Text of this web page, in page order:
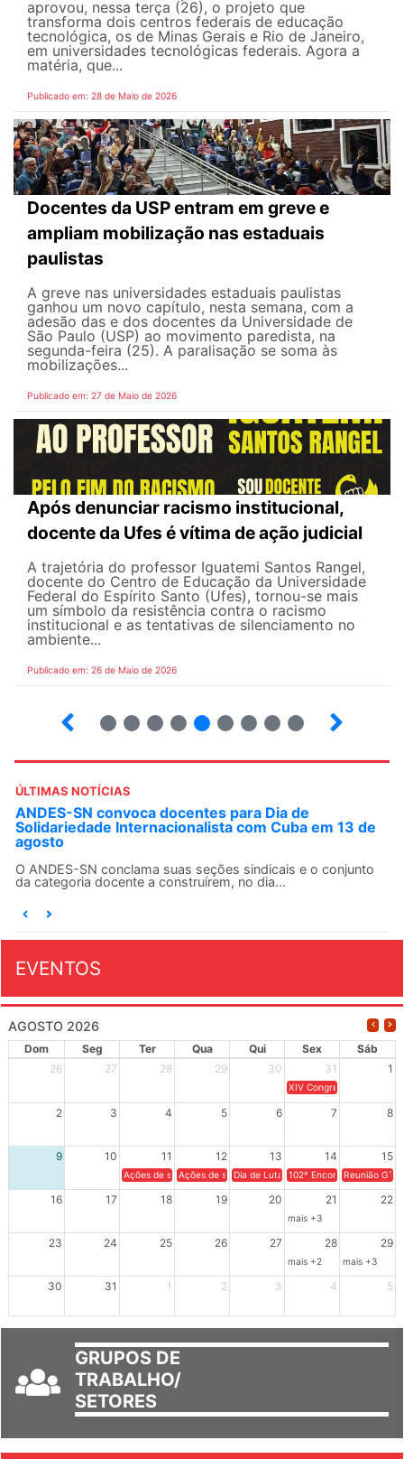
aprovou, nessa terça (26), o projeto que
transforma dois centros federais de educação
tecnológica, os de Minas Gerais e Rio de Janeiro,
em universidades tecnológicas federais. Agora a
matéria, que...
Publicado em: 28 de Maio de 2026
Docentes da USP entram em greve e
ampliam mobilização nas estaduais
paulistas
A greve nas universidades estaduais paulistas
ganhou um novo capítulo, nesta semana, com a
adesão das e dos docentes da Universidade de
São Paulo (USP) ao movimento paredista, na
segunda-feira (25). A paralisação se soma às
mobilizações...
Publicado em: 27 de Maio de 2026
Após denunciar racismo institucional,
docente da Ufes é vítima de ação judicial
A trajetória do professor Iguatemi Santos Rangel,
docente do Centro de Educação da Universidade
Federal do Espírito Santo (Ufes), tornou-se mais
um símbolo da resistência contra o racismo
institucional e as tentativas de silenciamento no
ambiente...
Publicado em: 26 de Maio de 2026
ÚLTIMAS NOTÍCIAS
ANDES-SN convoca docentes para Dia de
Solidariedade Internacionalista com Cuba em 13 de
agosto
O ANDES-SN conclama suas seções sindicais e o conjunto
da categoria docente a construírem, no dia...
EVENTOS
AGOSTO 2026
Dom Seg Ter Qua Qui Sex
Sáb
26
27 28 29 30 31 1
XIV Congresso Brasileiro
2 3 4 5 6 7 8
9 10 11 12 13 14 15
Ações de solidariedade a Cuba no Rio Grande do Sul - 100
Ações de solidariedade a Cuba no Rio Grande do
Dia de Luta em Defesa de Cuba e da
102º Encontro da
Reunião
16 17 18 19 20 21 22
mais +3
23 24 25 26 27 28 29
mais +2 mais +3
30 31 1 2 3 4 5
GRUPOS DE
TRABALHO/
SETORES